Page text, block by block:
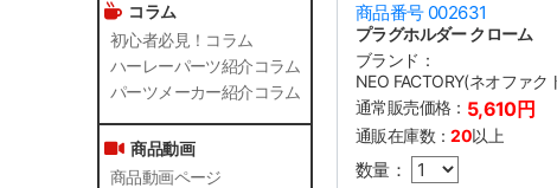
コラム
初心者必見！コラム
ハーレーパーツ紹介コラム
パーツメーカー紹介コラム
商品動画
商品動画ページ
商品番号 002631
プラグホルダー クローム
ブランド：
NEO FACTORY(ネオファク
通常販売価格： 5,610円
通販在庫数：20以上
数量：